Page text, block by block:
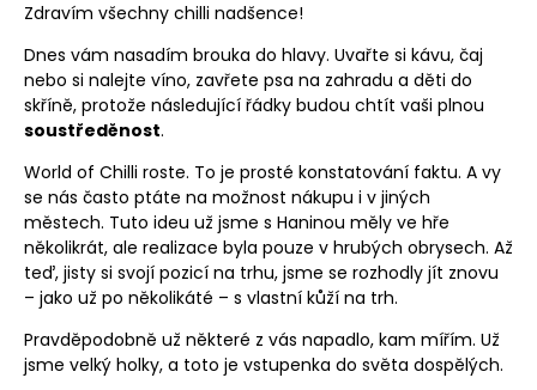
Zdravím všechny chilli nadšence!
Dnes vám nasadím brouka do hlavy. Uvařte si kávu, čaj
nebo si nalejte víno, zavřete psa na zahradu a děti do
skříně, protože následující řádky budou chtít vaši plnou
soustředěnost.
World of Chilli roste. To je prosté konstatování faktu. A vy
se nás často ptáte na možnost nákupu i v jiných
městech. Tuto ideu už jsme s Haninou měly ve hře
několikrát, ale realizace byla pouze v hrubých obrysech. Až
teď, jisty si svojí pozicí na trhu, jsme se rozhodly jít znovu
– jako už po několikáté – s vlastní kůží na trh.
Pravděpodobně už některé z vás napadlo, kam mířím. Už
jsme velký holky, a toto je vstupenka do světa dospělých.